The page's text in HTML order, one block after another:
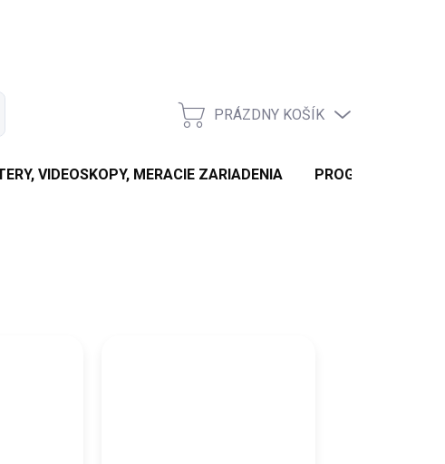
NÁKUPNÝ
PRÁZDNY KOŠÍK
VIDEOSKOPY, MERACIE ZARIADENIA PROGRAMÁTORY